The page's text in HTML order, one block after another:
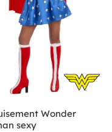
Wonder
sexy